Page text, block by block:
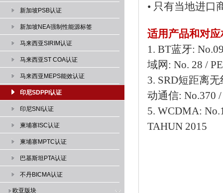
新加坡PSB认证
新加坡NEA强制性能源标签
马来西亚SIRIM认证
马来西亚ST COA认证
马来西亚MEPS能效认证
印尼SDPPI认证
印尼SNI认证
柬埔寨ISC认证
柬埔寨MPTC认证
巴基斯坦PTA认证
不丹BICMA认证
欧亚版块
• 只有当地进口
适用产品和对
1. BT蓝
域网: No. 28 /
3. SRD短距
动通信: No.370
5.
TAHUN 2015